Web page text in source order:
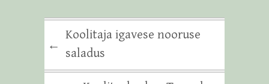
←
Koolitaja igavese nooruse
saladus